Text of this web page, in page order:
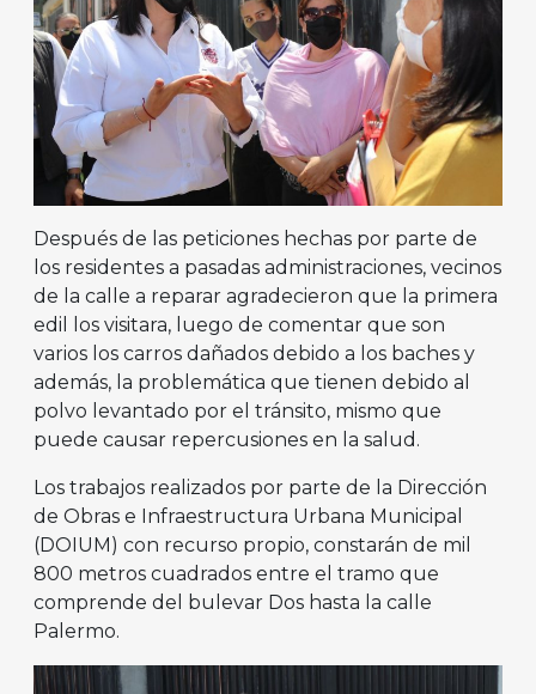
Después de las peticiones hechas por parte de
los residentes a pasadas administraciones, vecinos
de la calle a reparar agradecieron que la primera
edil los visitara, luego de comentar que son
varios los carros dañados debido a los baches y
además, la problemática que tienen debido al
polvo levantado por el tránsito, mismo que
puede causar repercusiones en la salud.
Los trabajos realizados por parte de la Dirección
de Obras e Infraestructura Urbana Municipal
(DOIUM) con recurso propio, constarán de mil
800 metros cuadrados entre el tramo que
comprende del bulevar Dos hasta la calle
Palermo.